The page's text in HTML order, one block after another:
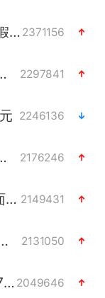
河南回应撤回领导带薪错峰休假通知 2371156
行稳中有进 2297841
2246136
母后行凶 2176246
台风“白海豚”体型变大！环流面积接近13个浙江那么大 2149431
天可免费退改签 2131050
泰国校园枪击案死亡人数升至7人 2049646